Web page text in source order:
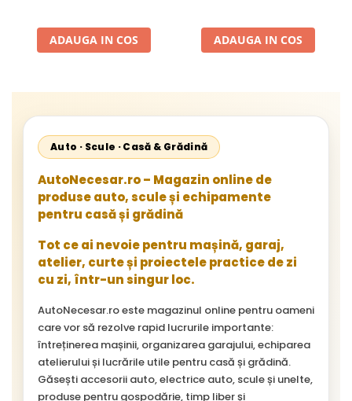
ADAUGA IN COS
Neoplan Euroliner,
Starliner,Centroliner,
ADAUGA IN COS
Auto · Scule · Casă & Grădină
AutoNecesar.ro – Magazin online de
produse auto, scule și echipamente
pentru casă și grădină
Tot ce ai nevoie pentru mașină, garaj,
atelier, curte și proiectele practice de zi
cu zi, într-un singur loc.
AutoNecesar.ro este magazinul online pentru oameni
care vor să rezolve rapid lucrurile importante:
întreținerea mașinii, organizarea garajului, echiparea
atelierului și lucrările utile pentru casă și grădină.
Găsești accesorii auto, electrice auto, scule și unelte,
produse pentru gospodărie, timp liber și